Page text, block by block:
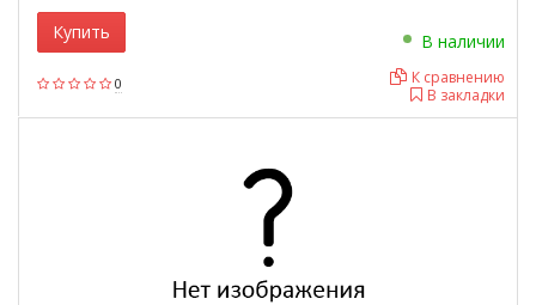
0
В наличии
В закладки
К сравнению
Купить